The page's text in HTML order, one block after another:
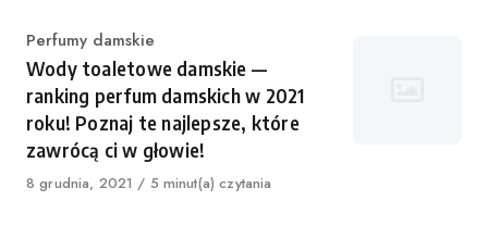
Category
Perfumy damskie
Wody toaletowe damskie —
ranking perfum damskich w 2021
roku! Poznaj te najlepsze, które
zawrócą ci w głowie!
Published
8 grudnia, 2021 5 minut(a) czytania